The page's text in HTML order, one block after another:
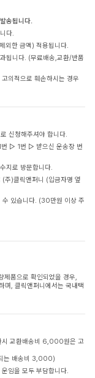
송됩니다.
다.
외한 금액) 적용됩니다.
됩니다. (무료배송,교환/반품
의적으로 훼손하시는 경우
신청해주셔야 합니다.
▷ 1번 ▷ 받으신 운송장 번
지로 방문합니다.
)클릭앤퍼니 (입금자명 옆
수 있습니다. (30만원 이상 주
품으로 확인되었을 경우,
며, 클릭앤퍼니에서는 국내택
시 교환배송비 6,000원은 고
는 배송비 3,000)
임을 모두 부담합니다.